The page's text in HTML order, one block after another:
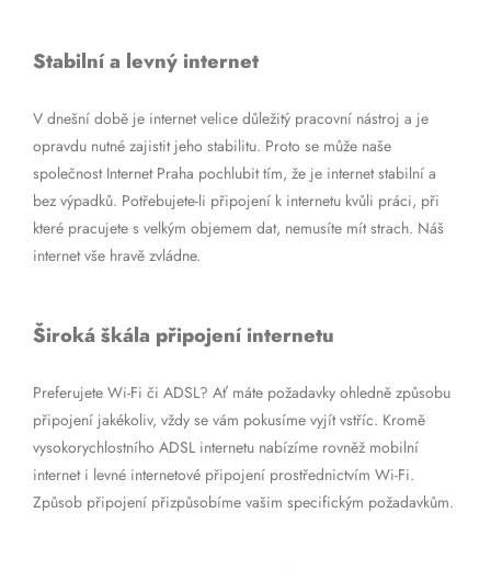
Stabilní a levný internet
V dnešní době je internet velice důležitý pracovní nástroj a je
opravdu nutné zajistit jeho stabilitu. Proto se může naše
společnost Internet Praha pochlubit tím, že je internet stabilní a
bez výpadků. Potřebujete-li připojení k internetu kvůli práci, při
které pracujete s velkým objemem dat, nemusíte mít strach. Náš
internet vše hravě zvládne.
Široká škála připojení internetu
Preferujete Wi-Fi či ADSL? Ať máte požadavky ohledně způsobu
připojení jakékoliv, vždy se vám pokusíme vyjít vstříc. Kromě
vysokorychlostního ADSL internetu nabízíme rovněž mobilní
internet i levné internetové připojení prostřednictvím Wi-Fi.
Způsob připojení přizpůsobíme vašim specifickým požadavkům.